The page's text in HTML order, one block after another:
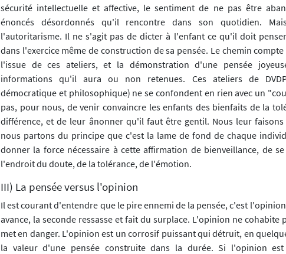
sécurité intellectuelle et affective, le sentiment de ne pas être
énoncés désordonnés qu'il rencontre dans son quotidien.
l'autoritarisme. Il ne s'agit pas de dicter à l'enfant ce qu'il doit
dans l'exercice même de construction de sa pensée. Le chemin
l'issue de ces ateliers, et la démonstration d'une pensée
informations qu'il aura ou non retenues. Ces ateliers de
démocratique et philosophique) ne se confondent en rien avec un
pas, pour nous, de venir convaincre les enfants des bienfaits de la
différence, et de leur ânonner qu'il faut être gentil. Nous leur
nous partons du principe que c'est la lame de fond de chaque
donner la force nécessaire à cette affirmation de bienveillance, de
l'endroit du doute, de la tolérance, de l'émotion.
III) La pensée versus l'opinion
Il est courant d'entendre que le pire ennemi de la pensée, c'est
avance, la seconde ressasse et fait du surplace. L'opinion ne cohabite
met en danger. L'opinion est un corrosif puissant qui détruit, en
la valeur d'une pensée construite dans la durée. Si l'opinion